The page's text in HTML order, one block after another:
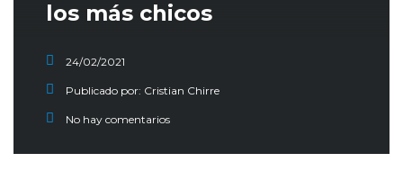
los más chicos
24/02/2021
Publicado por: Cristian Chirre
No hay comentarios